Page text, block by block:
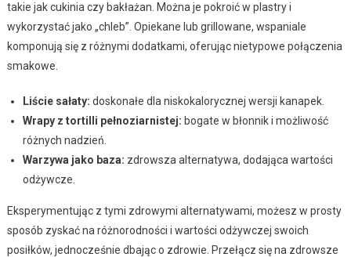
takie jak cukinia czy bakłażan. Można je pokroić w plastry i
wykorzystać jako „chleb”. Opiekane lub grillowane, wspaniale
komponują się z różnymi dodatkami, oferując nietypowe połączenia
smakowe.
Liście sałaty: doskonałe dla niskokalorycznej wersji kanapek.
Wrapy z tortilli pełnoziarnistej: bogate w błonnik i możliwość
różnych nadzień.
Warzywa jako baza: zdrowsza alternatywa, dodająca wartości
odżywcze.
Eksperymentując z tymi zdrowymi alternatywami, możesz w prosty
sposób zyskać na różnorodności i wartości odżywczej swoich
posiłków, jednocześnie dbając o zdrowie. Przełącz się na zdrowsze